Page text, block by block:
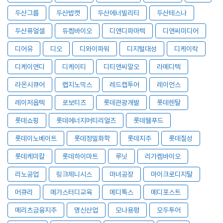
두산그룹 두산밥캣 두산에너빌리티 두산테스나
두산퓨얼셀 듀켐바이오 디앤디파마텍 디앤씨미디어
디어유 디오 디와이파워 디지털대성 디케이락
디케이앤디 디케이티 디티앤씨알오 라메디텍
라온시큐어 랩지노믹스 레드캡투어 레이언스
레이저옵텍 로보티즈 롯데관광개발 롯데렌탈
롯데쇼핑 롯데에너지머티리얼즈 롯데웰푸드
롯데이노베이트 롯데정밀화학 롯데지주 롯데칠성
롯데케미칼 롯데하이마트 루닛 리가켐바이오
리노공업 링크제니시스 마녀공장 마이크로디지탈
머큐리 메가스터디교육 메디톡스 메디포스트
메리츠금융지주 명신산업 모나용평 모두투어